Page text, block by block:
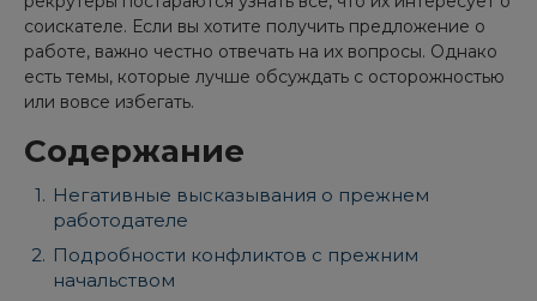
соискателе. Если вы хотите получить предложение о
работе, важно честно отвечать на их вопросы. Однако
есть темы, которые лучше обсуждать с осторожностью
или вовсе избегать.
Содержание
Негативные высказывания о прежнем
работодателе
Подробности конфликтов с прежним
начальством